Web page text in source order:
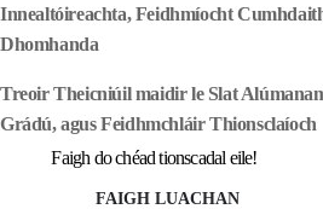
Innealtóireachta, Feidhmíocht
Dhomhanda
Treoir Theicniúil maidir le Slat
Grádú, agus Feidhmchláir Thionsclaíoch
Faigh do chéad tionscadal eile!
FAIGH LUACHAN